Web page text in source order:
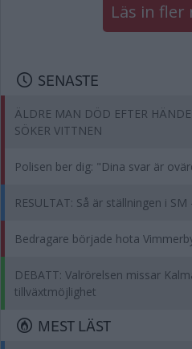
Läs in fler
SENASTE
ÄLDRE MAN DÖD EFTER
SÖKER VITTNEN
Polisen ber dig: "Dina svar är
RESULTAT: Så är ställningen i
Bedragare började hota
DEBATT: Valrörelsen missar
tillväxtmöjlighet
MEST LÄST